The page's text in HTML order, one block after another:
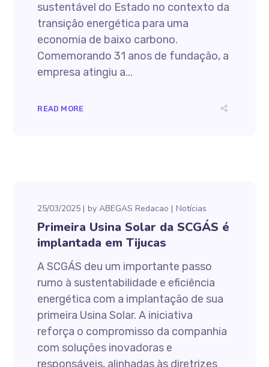
sustentável do Estado no contexto da
transição energética para uma
economia de baixo carbono.
Comemorando 31 anos de fundação, a
empresa atingiu a...
READ MORE
25/03/2025 byABEGAS Redacao Notícias
Primeira Usina Solar da SCGÁS é
implantada em Tijucas
A SCGÁS deu um importante passo
rumo à sustentabilidade e eficiência
energética com a implantação de sua
primeira Usina Solar. A iniciativa
reforça o compromisso da companhia
com soluções inovadoras e
responsáveis, alinhadas às diretrizes